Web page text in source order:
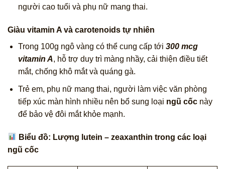
người cao tuổi và phụ nữ mang thai.
Giàu vitamin A và carotenoids tự nhiên
Trong 100g ngô vàng có thể cung cấp tới 300 mcg
vitamin A, hỗ trợ duy trì màng nhầy, cải thiện điều tiết
mắt, chống khô mắt và quáng gà.
Trẻ em, phụ nữ mang thai, người làm việc văn phòng
tiếp xúc màn hình nhiều nên bổ sung loại ngũ cốcnày
để bảo vệ đôi mắt khỏe mạnh.
Biểu đồ: Lượng lutein – zeaxanthin trong các loại
ngũ cốc